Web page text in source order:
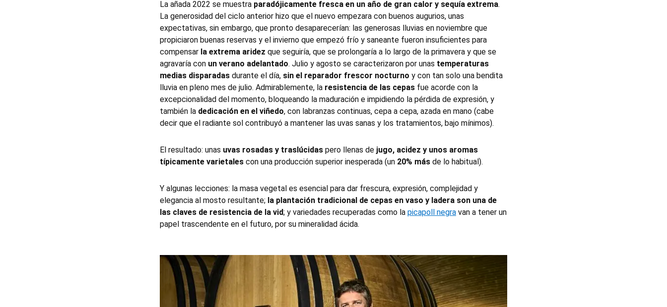
La añada 2022 se muestra paradójicamente fresca en un año de gran calor y sequía extrema.
La generosidad del ciclo anterior hizo que el nuevo empezara con buenos augurios, unas
expectativas, sin embargo, que pronto desaparecerían: las generosas lluvias en noviembre que
propiciaron buenas reservas y el invierno que empezó frío y saneante fueron insuficientes para
compensar la extrema aridez que seguiría, que se prolongaría a lo largo de la primavera y que se
agravaría con un verano adelantado. Julio y agosto se caracterizaron por unas temperaturas
medias disparadas durante el día, sin el reparador frescor nocturno y con tan solo una bendita
lluvia en pleno mes de julio. Admirablemente, la resistencia de las cepas fue acorde con la
excepcionalidad del momento, bloqueando la maduración e impidiendo la pérdida de expresión, y
también la dedicación en el viñedo, con labranzas continuas, cepa a cepa, azada en mano (cabe
decir que el radiante sol contribuyó a mantener las uvas sanas y los tratamientos, bajo mínimos).
El resultado: unas uvas rosadas y traslúcidas pero llenas de jugo, acidez y unos aromas
típicamente varietales con una producción superior inesperada (un 20% más de lo habitual).
Y algunas lecciones: la masa vegetal es esencial para dar frescura, expresión, complejidad y
elegancia al mosto resultante; la plantación tradicional de cepas en vaso y ladera son una de
las claves de resistencia de la vid; y variedades recuperadas como la picapoll negra van a tener un
papel trascendente en el futuro, por su mineralidad ácida.